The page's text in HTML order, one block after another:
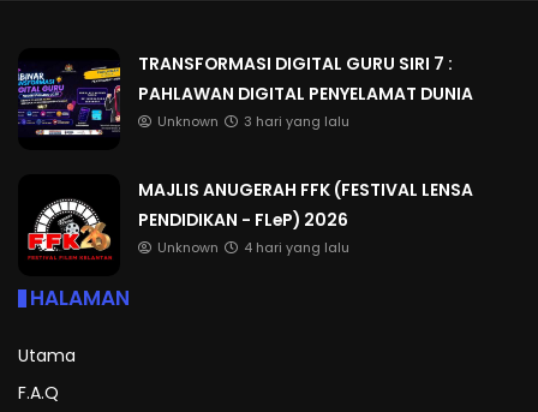
TRANSFORMASI DIGITAL GURU SIRI 7 :
PAHLAWAN DIGITAL PENYELAMAT DUNIA
Unknown 3 hari yang lalu
MAJLIS ANUGERAH FFK (FESTIVAL LENSA
PENDIDIKAN - FLeP) 2026
Unknown 4 hari yang lalu
HALAMAN
Utama
F.A.Q